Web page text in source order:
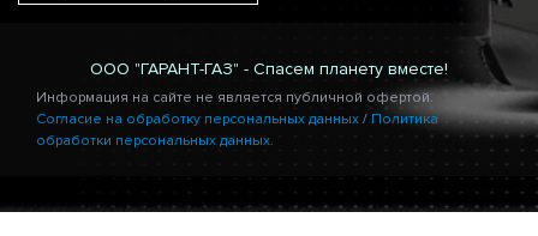
ООО "ГАРАНТ-ГАЗ" - Спасем планету вместе!
Информация на сайте не является публичной офертой.
Согласие на обработку персональных данных / Политика
обработки персональных данных.